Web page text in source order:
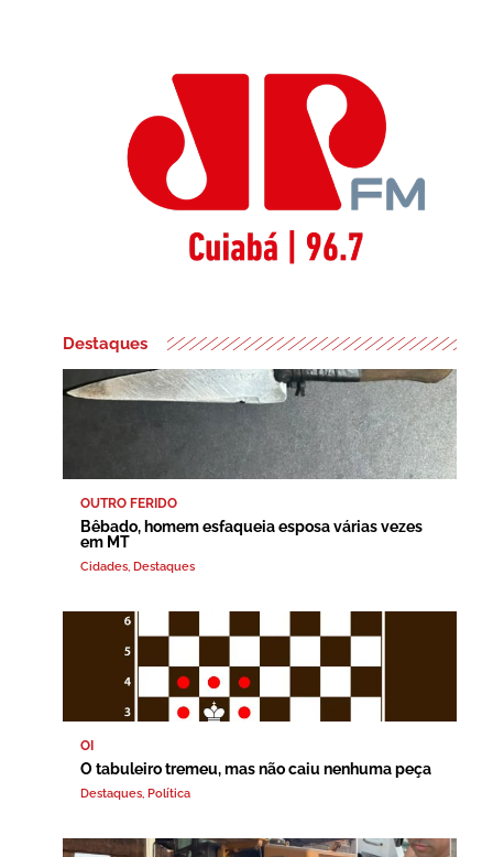
Destaques
OUTRO FERIDO
Bêbado, homem esfaqueia esposa várias vezes
em MT
Cidades, Destaques
OI
O tabuleiro tremeu, mas não caiu nenhuma peça
Destaques, Política